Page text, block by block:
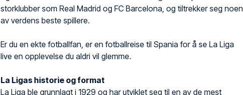
storklubber som Real Madrid og FC Barcelona, og tiltrekker seg noen
av verdens beste spillere.
Er du en ekte fotballfan, er en fotballreise til Spania for å se La Liga
live en opplevelse du aldri vil glemme.
La Ligas historie og format
La Liga ble grunnlagt i 1929 og har utviklet seg til en av de mest